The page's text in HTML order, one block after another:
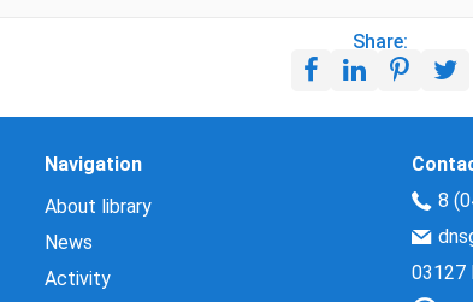
Share:
Navigation
About library
News
Activity
8
03127